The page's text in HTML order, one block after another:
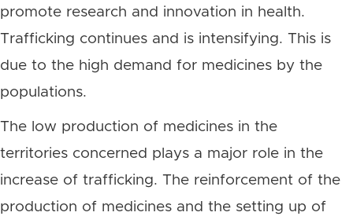
promote research and innovation in health.
Trafficking continues and is intensifying. This is
due to the high demand for medicines by the
populations.
The low production of medicines in the
territories concerned plays a major role in the
increase of trafficking. The reinforcement of the
production of medicines and the setting up of